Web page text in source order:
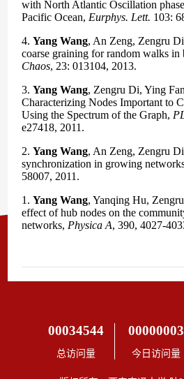
00034544
总访问量
00000003
今日访问量